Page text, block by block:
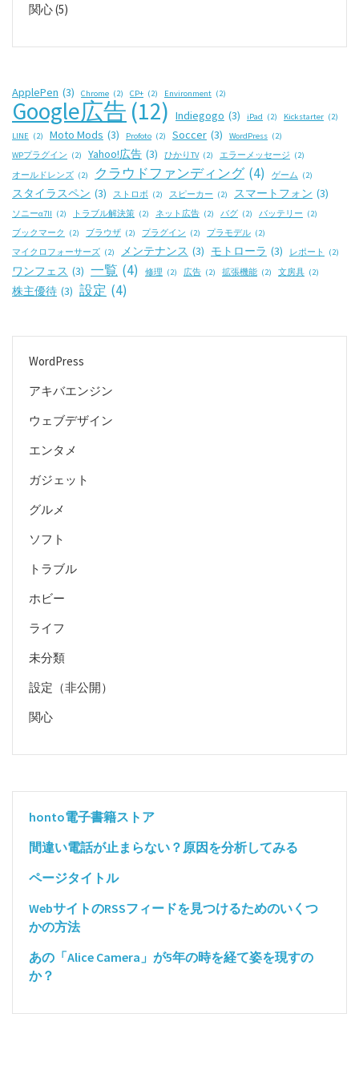
関心(5)
ApplePen (3) Chrome (2) CP+ (2) Environment (2)
Google広告 (12) Indiegogo (3) iPad (2) Kickstarter (2)
LINE (2) Moto Mods (3) Profoto (2) Soccer (3) WordPress (2)
WPプラグイン (2) Yahoo!広告 (3) ひかりTV (2) エラーメッセージ (2)
オールドレンズ (2) クラウドファンディング (4) ゲーム (2)
スタイラスペン (3) ストロボ (2) スピーカー (2) スマートフォン (3)
ソニーα7II (2) トラブル解決策 (2) ネット広告 (2) バグ (2) バッテリー (2)
ブックマーク
(2) ブラウザ (2) プラグイン (2) プラモデル (2)
マイクロフォーサーズ (2) メンテナンス (3) モトローラ (3) レポート (2)
ワンフェス (3) 一覧 (4) 修理 (2) 広告 (2) 拡張機能 (2) 文房具 (2)
株主優待 (3) 設定 (4)
WordPress
アキバエンジン
ウェブデザイン
エンタメ
ガジェット
グルメ
ソフト
トラブル
ホビー
ライフ
未分類
設定（非公開）
関心
honto電子書籍ストア
間違い電話が止まらない？原因を分析してみる
ページタイトル
WebサイトのRSSフィードを見つけるためのいくつ
かの方法
あの「Alice Camera」が5年の時を経て姿を現すの
か？